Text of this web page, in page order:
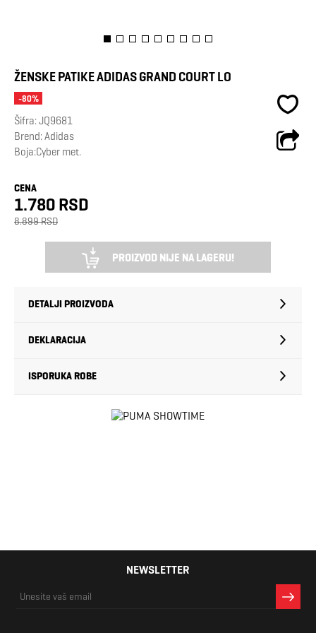
ŽENSKE PATIKE ADIDAS GRAND COURT LO
-80%
Šifra:JQ9681
Brend:Adidas
Boja:Cyber met.
CENA
1.780 RSD
8.899 RSD
PROIZVOD NIJE NA LAGERU!
DETALJI PROIZVODA
DEKLARACIJA
ISPORUKA ROBE
NEWSLETTER